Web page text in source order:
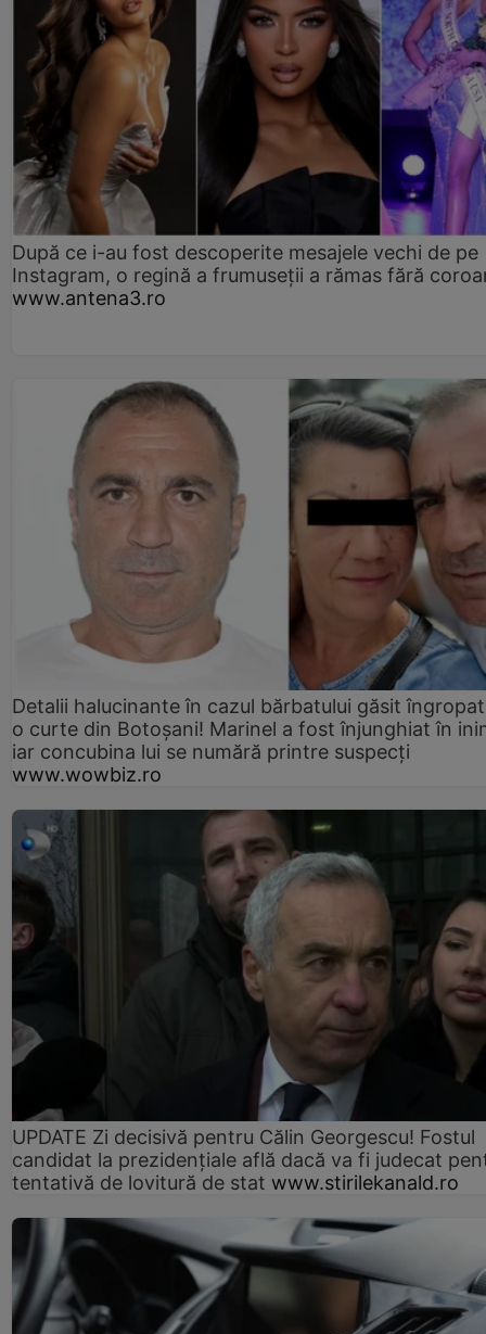
După ce i-au fost descoperite mesajele vechi de pe
Instagram, o regină a frumuseții a rămas fără
www.antena3.ro
Detalii halucinante în cazul bărbatului găsit
o curte din Botoșani! Marinel a fost înjunghiat în
iar concubina lui se numără printre suspecți
www.wowbiz.ro
UPDATE Zi decisivă pentru Călin Georgescu! Fostul
candidat la prezidențiale află dacă va fi judecat
tentativă de lovitură de stat www.stirilekanald.ro